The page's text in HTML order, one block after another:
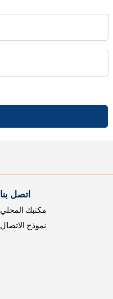
اتصل بنا
مكتبك المحلي
نموذج الاتصال